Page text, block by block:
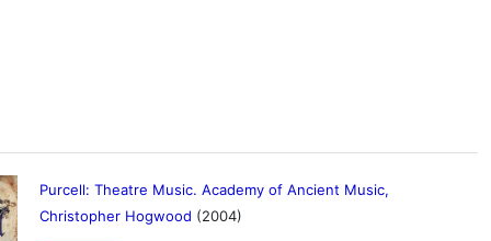
Purcell: Theatre Music. Academy of Ancient Music,
Christopher Hogwood (2004)